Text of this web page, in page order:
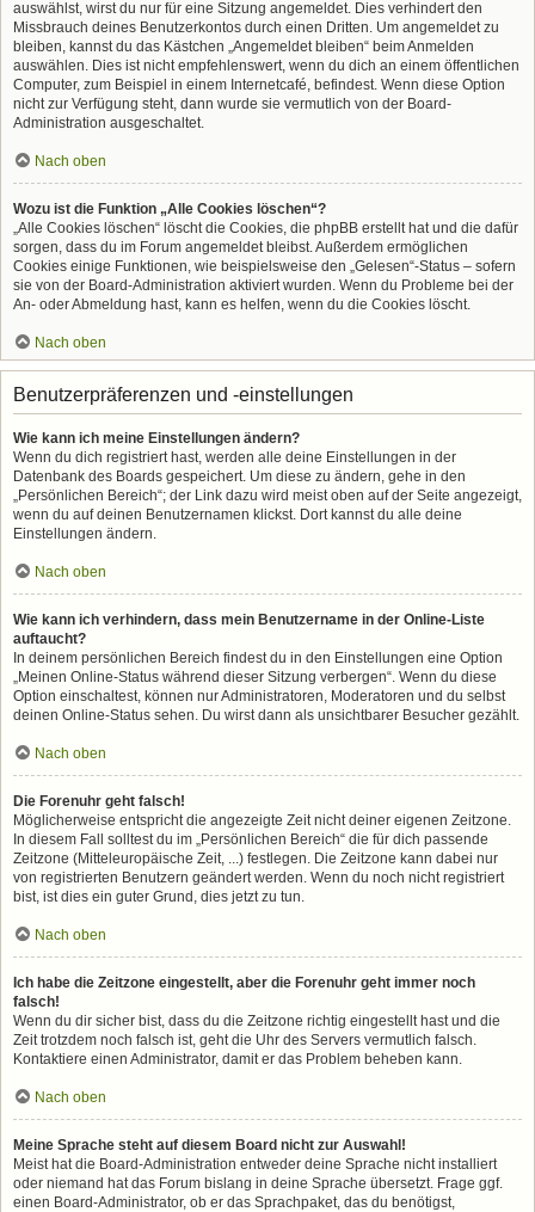
auswählst, wirst du nur für eine Sitzung angemeldet. Dies verhindert den
Missbrauch deines Benutzerkontos durch einen Dritten. Um angemeldet zu
bleiben, kannst du das Kästchen „Angemeldet bleiben“ beim Anmelden
auswählen. Dies ist nicht empfehlenswert, wenn du dich an einem öffentlichen
Computer, zum Beispiel in einem Internetcafé, befindest. Wenn diese Option
nicht zur Verfügung steht, dann wurde sie vermutlich von der Board-
Administration ausgeschaltet.
Nach oben
Wozu ist die Funktion „Alle Cookies löschen“?
„Alle Cookies löschen“ löscht die Cookies, die phpBB erstellt hat und die dafür
sorgen, dass du im Forum angemeldet bleibst. Außerdem ermöglichen
Cookies einige Funktionen, wie beispielsweise den „Gelesen“-Status – sofern
sie von der Board-Administration aktiviert wurden. Wenn du Probleme bei der
An- oder Abmeldung hast, kann es helfen, wenn du die Cookies löscht.
Nach oben
Benutzerpräferenzen und -einstellungen
Wie kann ich meine Einstellungen ändern?
Wenn du dich registriert hast, werden alle deine Einstellungen in der
Datenbank des Boards gespeichert. Um diese zu ändern, gehe in den
„Persönlichen Bereich“; der Link dazu wird meist oben auf der Seite angezeigt,
wenn du auf deinen Benutzernamen klickst. Dort kannst du alle deine
Einstellungen ändern.
Nach oben
Wie kann ich verhindern, dass mein Benutzername in der Online-Liste
auftaucht?
In deinem persönlichen Bereich findest du in den Einstellungen eine Option
„Meinen Online-Status während dieser Sitzung verbergen“. Wenn du diese
Option einschaltest, können nur Administratoren, Moderatoren und du selbst
deinen Online-Status sehen. Du wirst dann als unsichtbarer Besucher gezählt.
Nach oben
Die Forenuhr geht falsch!
Möglicherweise entspricht die angezeigte Zeit nicht deiner eigenen Zeitzone.
In diesem Fall solltest du im „Persönlichen Bereich“ die für dich passende
Zeitzone (Mitteleuropäische Zeit, ...) festlegen. Die Zeitzone kann dabei nur
von registrierten Benutzern geändert werden. Wenn du noch nicht registriert
bist, ist dies ein guter Grund, dies jetzt zu tun.
Nach oben
Ich habe die Zeitzone eingestellt, aber die Forenuhr geht immer noch
falsch!
Wenn du dir sicher bist, dass du die Zeitzone richtig eingestellt hast und die
Zeit trotzdem noch falsch ist, geht die Uhr des Servers vermutlich falsch.
Kontaktiere einen Administrator, damit er das Problem beheben kann.
Nach oben
Meine Sprache steht auf diesem Board nicht zur Auswahl!
Meist hat die Board-Administration entweder deine Sprache nicht installiert
oder niemand hat das Forum bislang in deine Sprache übersetzt. Frage ggf.
einen Board-Administrator, ob er das Sprachpaket, das du benötigst,